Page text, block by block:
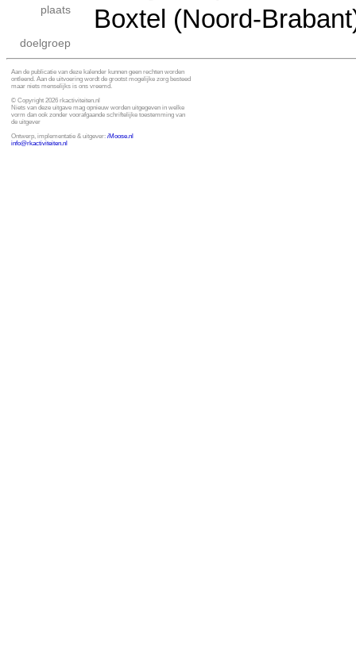
plaats Boxtel (Noord-
doelgroep
Aan de publicatie van deze kalender kunnen geen rechten worden
ontleend. Aan de uitvoering wordt de grootst mogelijke zorg besteed
maar niets menselijks is ons vreemd.
© Copyright 2026 rkactiviteiten.nl
Niets van deze uitgave mag opnieuw worden uitgegeven in welke
vorm dan ook zonder voorafgaande schriftelijke toestemming van
de uitgever
Ontwerp, implementatie & uitgever: iMoose.nl
info@rkactiviteiten.nl